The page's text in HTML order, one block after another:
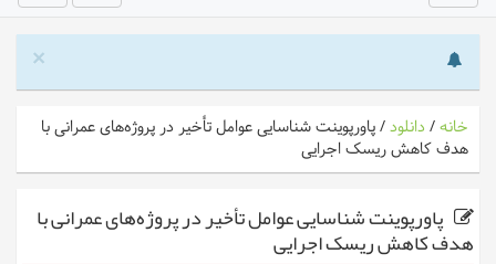
×
خانه/ دانلود/پاورپوینت شناسایی عوامل تأخیر در پروژه‌های عمرانی با
هدف کاهش ریسک اجرایی
پاورپوینت شناسایی عوامل تأخیر در پروژه‌های عمرانی با
هدف کاهش ریسک اجرایی